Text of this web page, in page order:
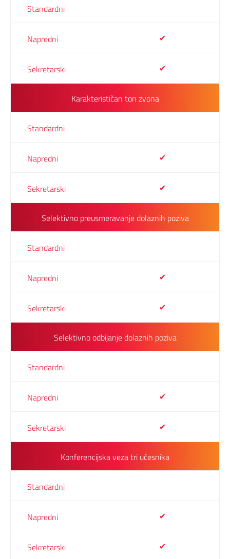
✔
✔
Karakterističan ton zvona
✔
✔
Selektivno preusmeravanje dolaznih poziva
✔
✔
Selektivno odbijanje dolaznih poziva
✔
✔
Konferencijska veza tri učesnika
✔
✔